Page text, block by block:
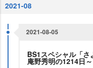
2021-08
2021-08-05
BS1スペシャル「さ
庵野秀明の1214日